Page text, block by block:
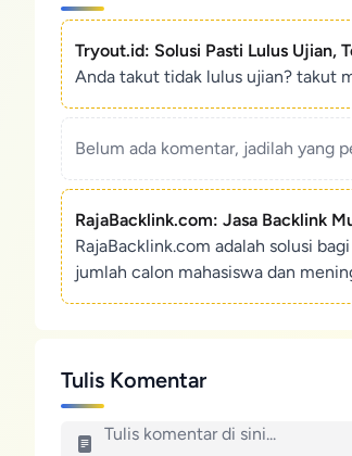
Tryout.id: Solusi Pasti Lulus Ujian,
Anda takut tidak lulus ujian? takut
Belum ada komentar, jadilah yang
RajaBacklink.com: Jasa Backlink
RajaBacklink.com adalah solusi
jumlah calon mahasiswa dan
Tulis Komentar